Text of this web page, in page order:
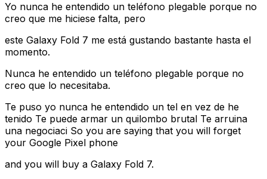
Yo nunca he entendido un teléfono plegable porque no
creo que me hiciese falta, pero
este Galaxy Fold 7 me está gustando bastante hasta el
momento.
Nunca he entendido un teléfono plegable porque no
creo que lo necesitaba.
Te puso yo nunca he entendido un tel en vez de he
tenido Te puede armar un quilombo brutal Te arruina
una negociaci So you are saying that you will forget
your Google Pixel phone
and you will buy a Galaxy Fold 7.